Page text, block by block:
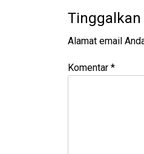
Tinggalkan
Alamat email
Komentar *